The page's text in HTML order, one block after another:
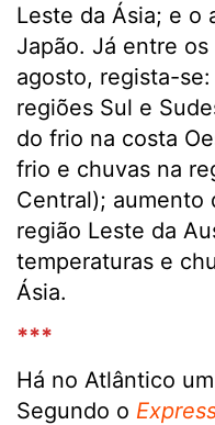
Leste da Ásia; e o
Japão. Já entre
agosto, regista-
regiões Sul e
do frio na costa
frio e chuvas na
Central); aumento
região Leste da
temperaturas e
Ásia.
***
Há no Atlântico
Segundo o